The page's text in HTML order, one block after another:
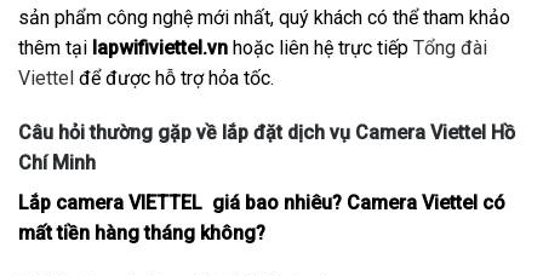
sản phẩm công nghệ mới nhất, quý khách có thể tham khảo
thêm tại lapwifiviettel.vn hoặc liên hệ trực tiếp Tổng đài
Viettel để được hỗ trợ hỏa tốc.
Câu hỏi thường gặp về lắp đặt dịch vụ Camera Viettel Hồ
Chí Minh
Lắp camera VIETTEL giá bao nhiêu? Camera Viettel có
mất tiền hàng tháng không?